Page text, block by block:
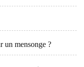
un mensonge ?